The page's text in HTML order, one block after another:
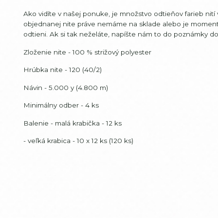
Ako vidíte v našej ponuke, je množstvo odtieňov farieb
objednanej nite práve nemáme na sklade alebo je
odtieni. Ak si tak neželáte, napíšte nám to do poznámky
Zloženie nite - 100 % strižový polyester
Hrúbka nite - 120 (40/2)
Návin - 5.000 y (4.800 m)
Minimálny odber - 4 ks
Balenie - malá krabička - 12 ks
- veľká krabica - 10 x 12 ks (120 ks)